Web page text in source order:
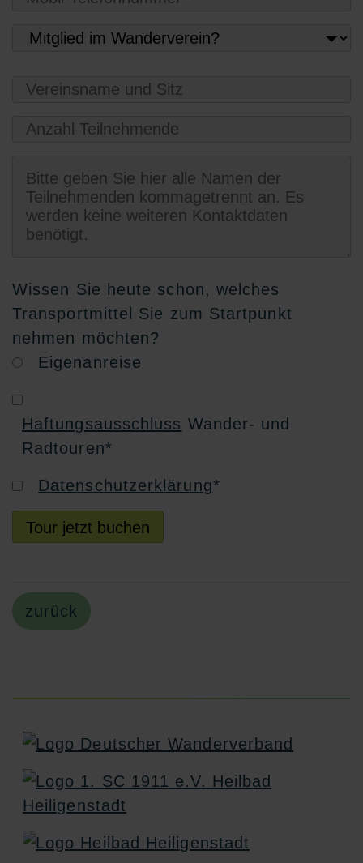
Wissen Sie heute schon, welches
Transportmittel Sie zum Startpunkt
nehmen möchten?
Eigenanreise
Haftungsausschluss Wander- und
Radtouren*
Datenschutzerklärung*
Tour jetzt buchen
zurück